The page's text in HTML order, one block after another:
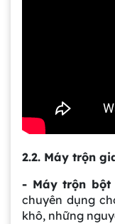
2.2. Máy trộn
- Máy trộn bột
chuyên dụng
khô, những